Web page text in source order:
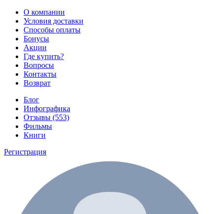
О компании
Условия доставки
Способы оплаты
Бонусы
Акции
Где купить?
Вопросы
Контакты
Возврат
Блог
Инфографика
Отзывы (553)
Фильмы
Книги
Регистрация